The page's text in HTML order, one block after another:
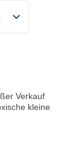
Verkauf
kleine